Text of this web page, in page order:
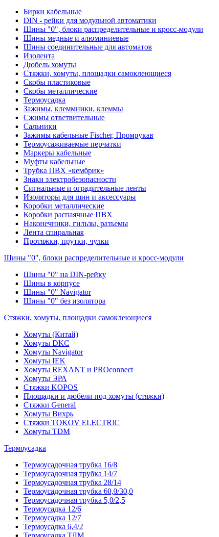
Бирки кабельные
DIN - рейки для модульной автоматики
Шины "0", блоки распределительные и кросс-модули
Шины медные и алюминиевые
Шины соединительные для автоматов
Изолента
Дюбель хомуты
Стяжки, хомуты, площадки самоклеющиеся
Скобы пластиковые
Скобы металлические
Термоусадка
Зажимы, клеммники, клеммы
Сжимы ответвительные
Сальники
Зажимы кабельные Fischer, Промрукав
Термоусаживаемые перчатки
Маркеры кабельные
Муфты кабельные
Трубка ПВХ «кембрик»
Знаки электробезопасности
Сигнальные и оградительные ленты
Изоляторы для шин и аксессуары
Коробки металлические
Коробки распаячные ПВХ
Наконечники, гильзы, разъемы
Лента спиральная
Протяжки, прутки, чулки
Шины "0", блоки распределительные и кросс-модули
Шины "0" на DIN-рейку
Шины в корпусе
Шины "0" Navigator
Шины "0" без изолятора
Стяжки, хомуты, площадки самоклеющиеся
Хомуты (Китай)
Хомуты DKC
Хомуты Navigator
Хомуты IEK
Хомуты REXANT и PROconnect
Хомуты ЭРА
Стяжки KOPOS
Площадки и дюбели под хомуты (стяжки)
Стяжки General
Хомуты Вихрь
Стяжки TOKOV ELECTRIC
Хомуты TDM
Термоусадка
Термоусадочная трубка 16/8
Термоусадочная трубка 14/7
Термоусадочная трубка 28/14
Термоусадочная трубка 60,0/30,0
Термоусадочная трубка 5,0/2,5
Термоусадка 12/6
Термоусадка 12/7
Термоусадка 6,4/2
Термоусадка ТДМ